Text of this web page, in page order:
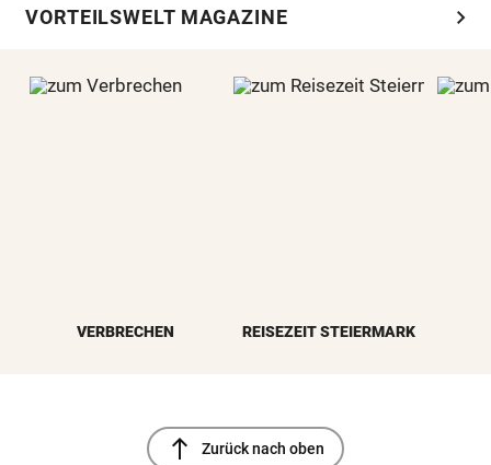
VORTEILSWELT MAGAZINE chevron_right
VERBRECHEN REISEZEIT STEIERMARK
north Zurück nach oben